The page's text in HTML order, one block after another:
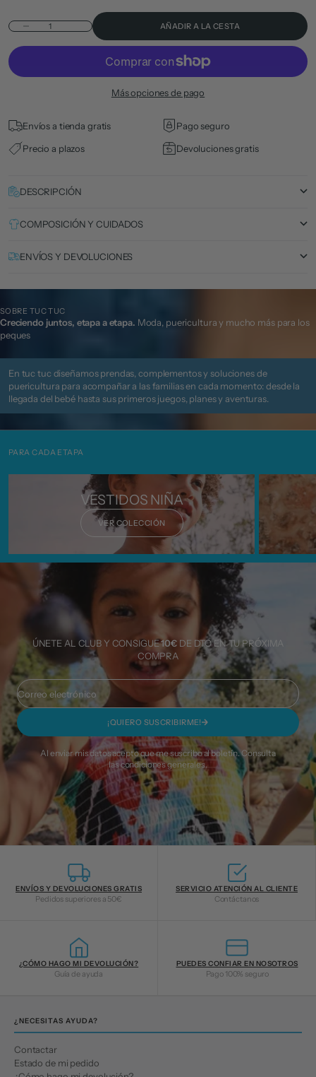
Reducir cantidad AÑADIR A LA CESTA
Más opciones de pago
Envíos a tienda gratis
Pago seguro
Precio a plazos
Devoluciones gratis
DESCRIPCIÓN
COMPOSICIÓN Y CUIDADOS
ENVÍOS Y DEVOLUCIONES
SOBRE TUC TUC
Creciendo juntos, etapa a etapa. Moda, puericultura y mucho más para los
peques
En tuc tuc diseñamos prendas, complementos y soluciones de
puericultura para acompañar a las familias en cada momento: desde la
llegada del bebé hasta sus primeros juegos, planes y aventuras.
PARA CADA ETAPA
VESTIDOS NIÑA
VER COLECCIÓN
ÚNETE AL CLUB Y CONSIGUE10€ DE DTO EN TU PRÓXIMA
COMPRA
Correo electrónico
¡QUIERO SUSCRIBIRME!
Al enviar mis datos acepto que me suscribo al boletín. Consulta
lascondiciones generales.
ENVÍOS Y DEVOLUCIONES GRATIS
Pedidos superiores a 50€
SERVICIO ATENCIÓN AL CLIENTE
Contáctanos
¿CÓMO HAGO MI DEVOLUCIÓN?
Guía de ayuda
PUEDES CONFIAR EN NOSOTROS
Pago 100% seguro
¿NECESITAS AYUDA?
Contactar
Estado de mi pedido